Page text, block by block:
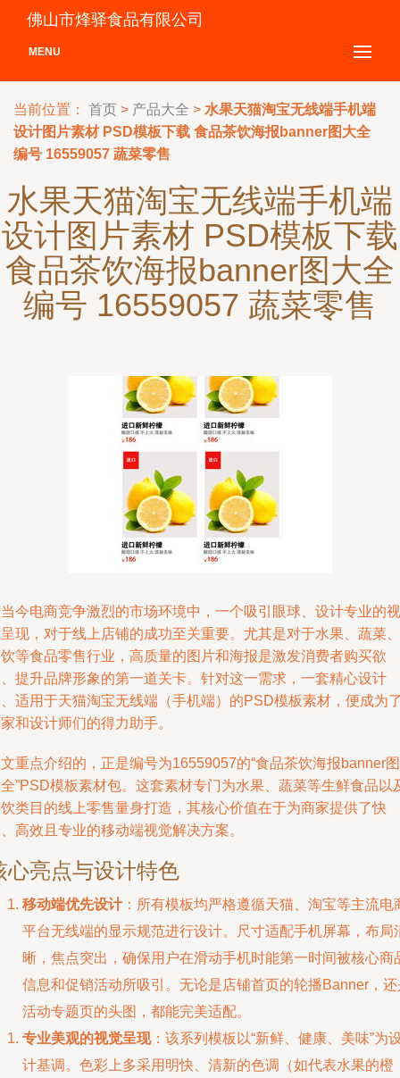
佛山市烽驿食品有限公司
MENU
当前位置： 首页 > 产品大全 > 水果天猫淘宝无线端手机端
设计图片素材 PSD模板下载 食品茶饮海报banner图大全
编号 16559057 蔬菜零售
水果天猫淘宝无线端手机端
设计图片素材 PSD模板下载
食品茶饮海报banner图大全
编号 16559057 蔬菜零售
今电商竞争激烈的市场环境中，一个吸引眼球、设计专业的视
现，对于线上店铺的成功至关重要。尤其是对于水果、蔬菜、
等食品零售行业，高质量的图片和海报是激发消费者购买欲
提升品牌形象的第一道关卡。针对这一需求，一套精心设计
适用于天猫淘宝无线端（手机端）的PSD模板素材，便成为
和设计师们的得力助手。
重点介绍的，正是编号为16559057的“食品茶饮海报banner图
”PSD模板素材包。这套素材专门为水果、蔬菜等生鲜食品以
类目的线上零售量身打造，其核心价值在于为商家提供了快
高效且专业的移动端视觉解决方案。
心亮点与设计特色
移动端优先设计：所有模板均严格遵循天猫、淘宝等主流电
平台无线端的显示规范进行设计。尺寸适配手机屏幕，布局
晰，焦点突出，确保用户在滑动手机时能第一时间被核心商
信息和促销活动所吸引。无论是店铺首页的轮播Banner，还
活动专题页的头图，都能完美适配。
专业美观的视觉呈现：该系列模板以“新鲜、健康、美味”为
计基调。色彩上多采用明快、清新的色调（如代表水果的橙